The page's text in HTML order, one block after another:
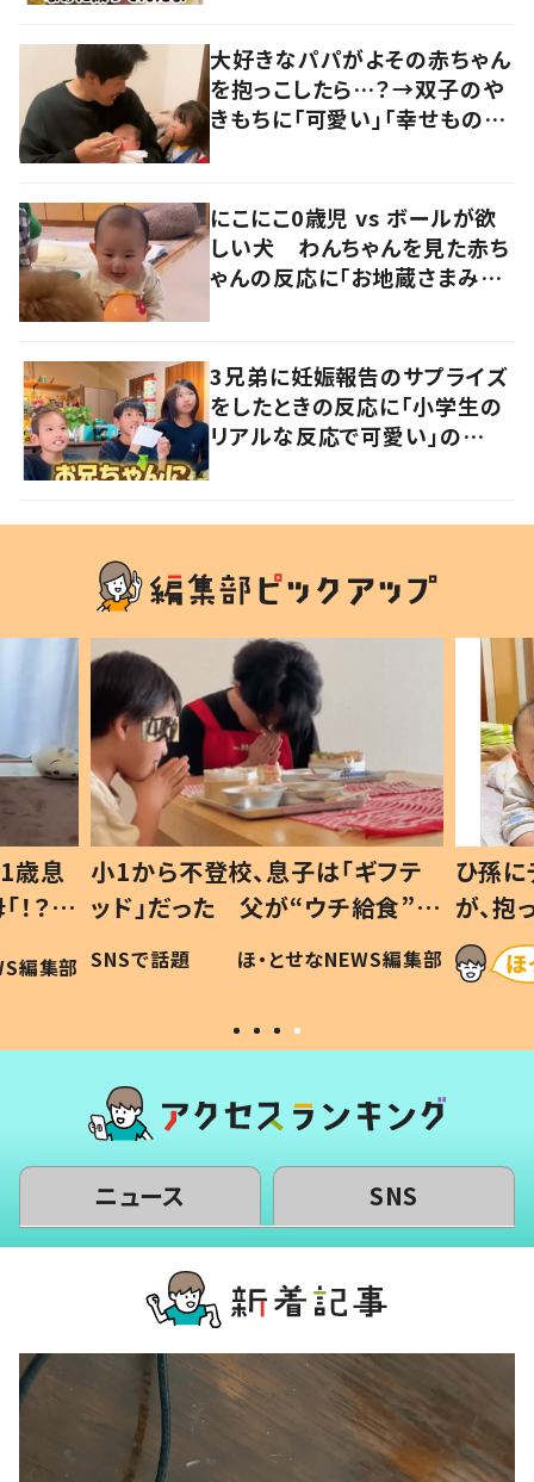
大好きなパパがよその赤ちゃん
を抱っこしたら…？→双子のや
きもちに「可愛い」「幸せもの」
にこにこ0歳児 vs ボールが欲
しい犬 わんちゃんを見た赤ち
ゃんの反応に「お地蔵さまみた
3兄弟に妊娠報告のサプライズ
をしたときの反応に「小学生の
リアルな反応で可愛い」の
聞いた
歳息
？」
編集部
小1から不登校、息子は「ギフテ
ッド」だった 父が“ウチ給食”を
作り続ける理由とは #令和の親
#令和の子
SNSで話題 ほ・とせなNEWS編集部
ひ孫
が、
「涙が
い」
ニュース SNS